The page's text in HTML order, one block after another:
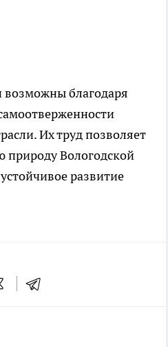
возможны благодаря
Их труд позволяет
природу Вологодской
развитие